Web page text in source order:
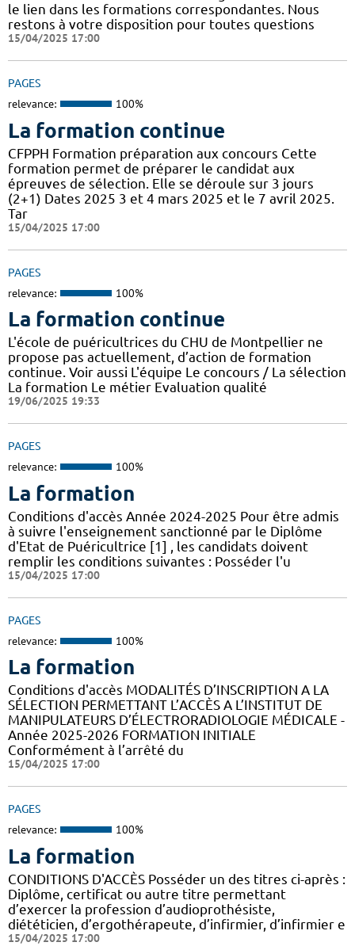
le lien dans les formations correspondantes. Nous
restons à votre disposition pour toutes questions
15/04/2025 17:00
PAGES
relevance: 100%
La formation continue
CFPPH Formation préparation aux concours Cette
formation permet de préparer le candidat aux
épreuves de sélection. Elle se déroule sur 3 jours
(2+1) Dates 2025 3 et 4 mars 2025 et le 7 avril 2025.
Tar
15/04/2025 17:00
PAGES
relevance: 100%
La formation continue
L'école de puéricultrices du CHU de Montpellier ne
propose pas actuellement, d’action de formation
continue. Voir aussi L'équipe Le concours / La sélection
La formation Le métier Evaluation qualité
19/06/2025 19:33
PAGES
relevance: 100%
La formation
Conditions d'accès Année 2024-2025 Pour être admis
à suivre l'enseignement sanctionné par le Diplôme
d'Etat de Puéricultrice [1] , les candidats doivent
remplir les conditions suivantes : Posséder l'u
15/04/2025 17:00
PAGES
relevance: 100%
La formation
Conditions d'accès MODALITÉS D’INSCRIPTION A LA
SÉLECTION PERMETTANT L’ACCÈS A L’INSTITUT DE
MANIPULATEURS D’ÉLECTRORADIOLOGIE MÉDICALE -
Année 2025-2026 FORMATION INITIALE
Conformément à l’arrêté du
15/04/2025 17:00
PAGES
relevance: 100%
La formation
CONDITIONS D'ACCÈS Posséder un des titres ci-après :
Diplôme, certificat ou autre titre permettant
d’exercer la profession d’audioprothésiste,
diététicien, d’ergothérapeute, d’infirmier, d’infirmier e
15/04/2025 17:00